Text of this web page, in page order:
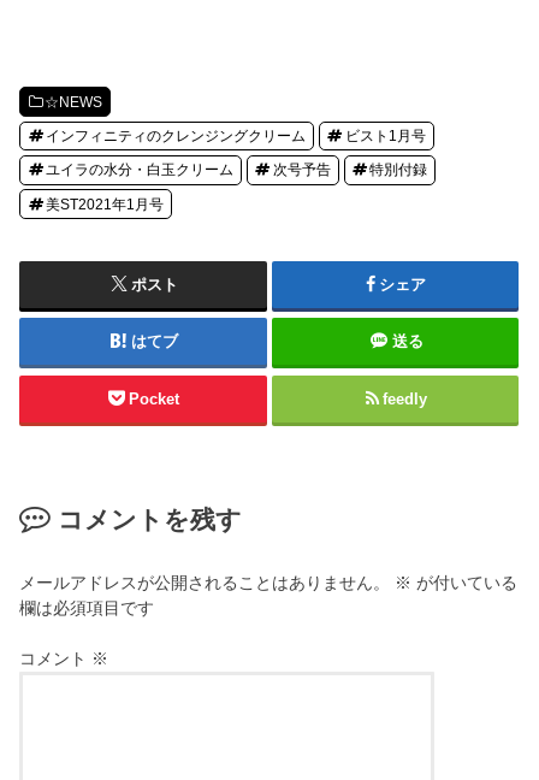
☆NEWS
インフィニティのクレンジングクリーム ビスト1月号
ユイラの水分・白玉クリーム 次号予告 特別付録
美ST2021年1月号
ポスト シェア
はてブ 送る
Pocket feedly
コメントを残す
メールアドレスが公開されることはありません。 ※ が付いている
欄は必須項目です
コメント ※